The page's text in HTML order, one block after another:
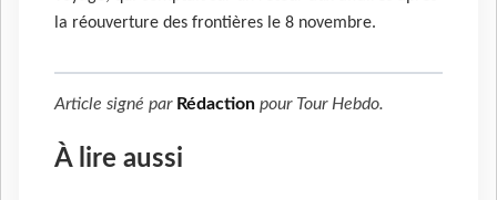
la réouverture des frontières le 8 novembre.
Article signé par Rédaction pour Tour Hebdo.
À lire aussi